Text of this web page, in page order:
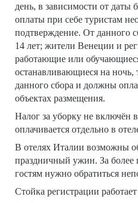
день, в зависимости от даты
оплаты при себе туристам
подтверждение. От данного
14 лет; жители Венеции и
работающие или
останавливающиеся на
данного сбора и должны
объектах размещения.
Налог за уборку не включён
оплачивается отдельно в
В отелях Италии возможны
праздничный ужин. За
гостям нужно обратиться
Стойка регистрации